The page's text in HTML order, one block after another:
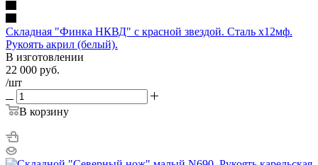
Складная "Финка НКВД" с красной звездой. Сталь х12мф.
Рукоять акрил (белый).
В изготовлении
22 000 руб.
/шт
В корзину